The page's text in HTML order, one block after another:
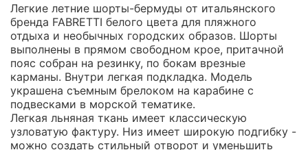
Легкие летние шорты-бермуды от итальянского
бренда FABRETTI белого цвета для пляжного
отдыха и необычных городских образов. Шорты
выполнены в прямом свободном крое, притачной
пояс собран на резинку, по бокам врезные
карманы. Внутри легкая подкладка. Модель
украшена съемным брелоком на карабине с
подвесками в морской тематике.
Легкая льняная ткань имеет классическую
узловатую фактуру. Низ имеет широкую подгибку -
можно создать стильный отворот и уменьшить